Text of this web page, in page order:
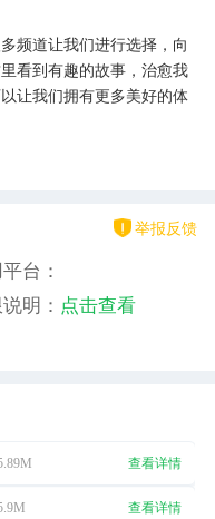
频道让我们进行选择，向
看到有趣的故事，治愈我
让我们拥有更多美好的体
举报反馈
台：
明： 点击查看
查看详情
查看详情